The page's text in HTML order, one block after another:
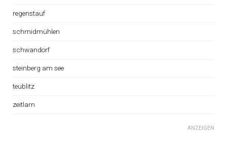
regenstauf
schmidmühlen
schwandorf
steinberg am see
teublitz
zeitlarn
ANZEIGEN